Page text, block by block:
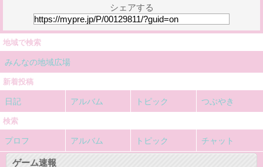
シェアする
地域で検索
みんなの地域広場
新着投稿
日記 アルバム トピック つぶやき
検索
プロフ アルバム トピック チャット
ゲーム速報